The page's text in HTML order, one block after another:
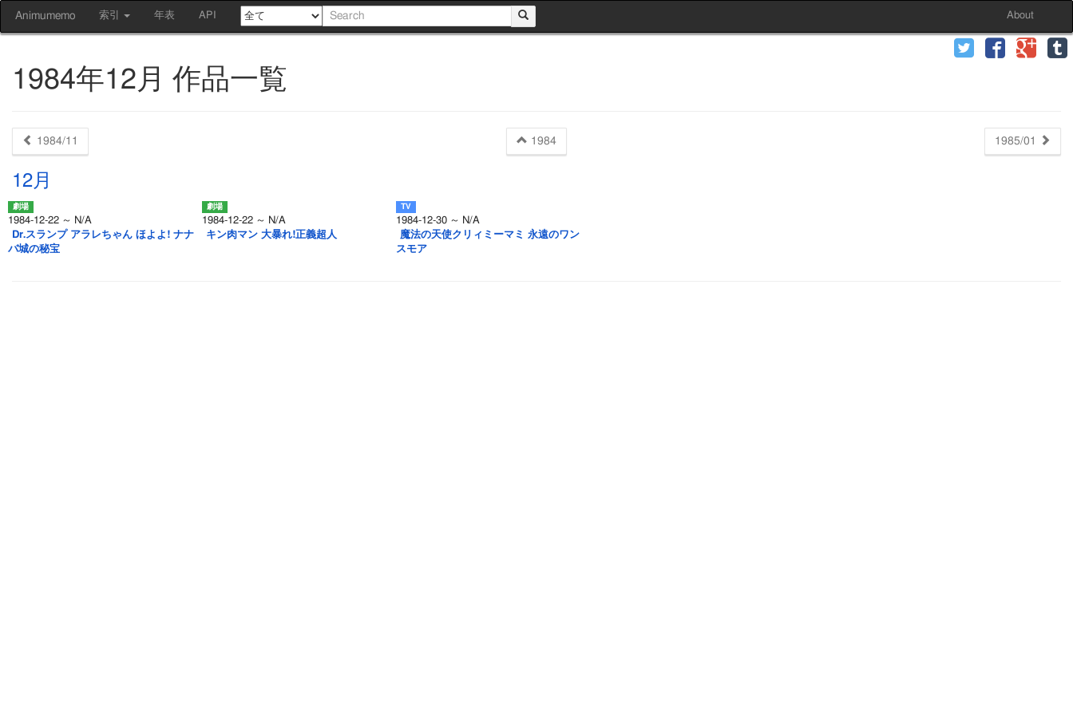
Animumemo 索引 年表 API About
1984年12月 作品一覧
1984/11 1984 1985/01
12月
1984-12-22 ～ N/A
Dr.スランプ アラレちゃん ほよよ! ナナ
バ城の秘宝
1984-12-22 ～ N/A
キン肉マン 大暴れ!正義超人
1984-12-30 ～ N/A
魔法の天使クリィミーマミ 永遠のワン
スモア